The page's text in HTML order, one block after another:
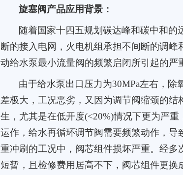
旋塞阀产品应用背景：
随着国家十四五规划碳达峰和碳中和的
断的接入电网，火电机组承担不间断的调
动给水泵最小流量阀的频繁启闭所引起的严
由于给水泵出口压力为30MPa左右，除
差极大，工况恶劣，又因为调节阀缩颈的
生，尤其是在低开度(<20%)情况下更为严重
运作，给水再循环调节阀需要频繁动作，导
重冲刷的工况中，阀芯组件损坏严重。经多
短暂，且检修费用居高不下，阀芯组件更